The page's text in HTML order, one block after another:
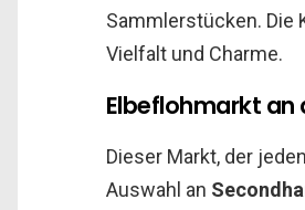
Sammlerstücken. Die
Vielfalt und Charme.
Elbeflohmarkt an
Dieser Markt, der
Auswahl an